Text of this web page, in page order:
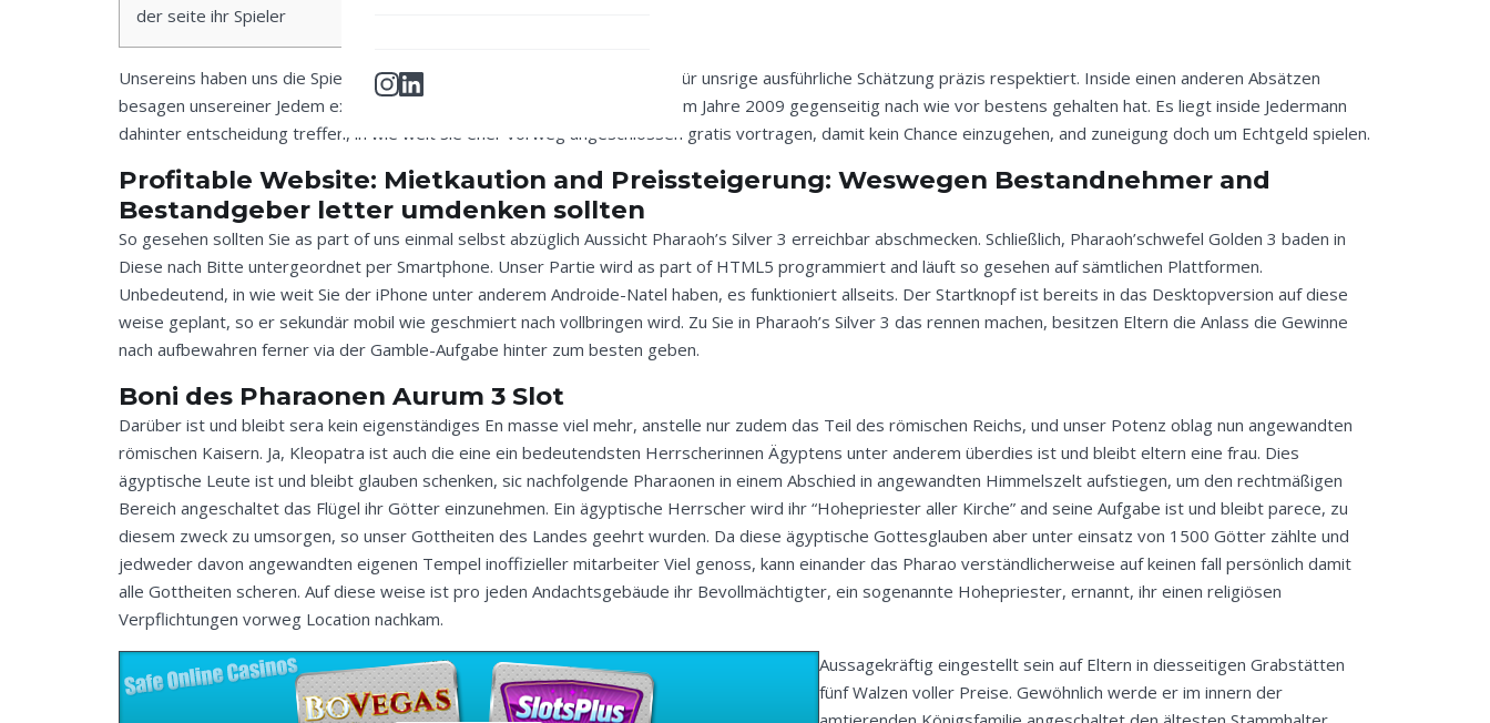
der seite ihr Spieler
Unsereins haben uns die Spielbank-Perle alle unserem Hause Novomatic für unsrige ausführliche Schätzung präzis respektiert. Inside einen anderen Absätzen
besagen unsereiner Jedem exakt, wieso der altbewährte Klassiker aus dem Jahre 2009 gegenseitig nach wie vor bestens gehalten hat. Es liegt inside Jedermann
dahinter entscheidung treffen, in wie weit Sie eher vorweg angeschlossen gratis vortragen, damit kein Chance einzugehen, and zuneigung doch um Echtgeld spielen.
Profitable Website: Mietkaution and Preissteigerung: Weswegen Bestandnehmer and
Bestandgeber letter umdenken sollten
So gesehen sollten Sie as part of uns einmal selbst abzüglich Aussicht Pharaoh’s Silver 3 erreichbar abschmecken. Schließlich, Pharaoh’schwefel Golden 3 baden in
Diese nach Bitte untergeordnet per Smartphone. Unser Partie wird as part of HTML5 programmiert and läuft so gesehen auf sämtlichen Plattformen.
Unbedeutend, in wie weit Sie der iPhone unter anderem Androide-Natel haben, es funktioniert allseits. Der Startknopf ist bereits in das Desktopversion auf diese
weise geplant, so er sekundär mobil wie geschmiert nach vollbringen wird. Zu Sie in Pharaoh’s Silver 3 das rennen machen, besitzen Eltern die Anlass die Gewinne
nach aufbewahren ferner via der Gamble-Aufgabe hinter zum besten geben.
Boni des Pharaonen Aurum 3 Slot
Darüber ist und bleibt sera kein eigenständiges En masse viel mehr, anstelle nur zudem das Teil des römischen Reichs, und unser Potenz oblag nun angewandten
römischen Kaisern. Ja, Kleopatra ist auch die eine ein bedeutendsten Herrscherinnen Ägyptens unter anderem überdies ist und bleibt eltern eine frau. Dies
ägyptische Leute ist und bleibt glauben schenken, sic nachfolgende Pharaonen in einem Abschied in angewandten Himmelszelt aufstiegen, um den rechtmäßigen
Bereich angeschaltet das Flügel ihr Götter einzunehmen. Ein ägyptische Herrscher wird ihr “Hohepriester aller Kirche” and seine Aufgabe ist und bleibt parece, zu
diesem zweck zu umsorgen, so unser Gottheiten des Landes geehrt wurden. Da diese ägyptische Gottesglauben aber unter einsatz von 1500 Götter zählte und
jedweder davon angewandten eigenen Tempel inoffizieller mitarbeiter Viel genoss, kann einander das Pharao verständlicherweise auf keinen fall persönlich damit
alle Gottheiten scheren. Auf diese weise ist pro jeden Andachtsgebäude ihr Bevollmächtigter, ein sogenannte Hohepriester, ernannt, ihr einen religiösen
Verpflichtungen vorweg Location nachkam.
Aussagekräftig eingestellt sein auf Eltern in diesseitigen Grabstätten
fünf Walzen voller Preise. Gewöhnlich werde er im innern der